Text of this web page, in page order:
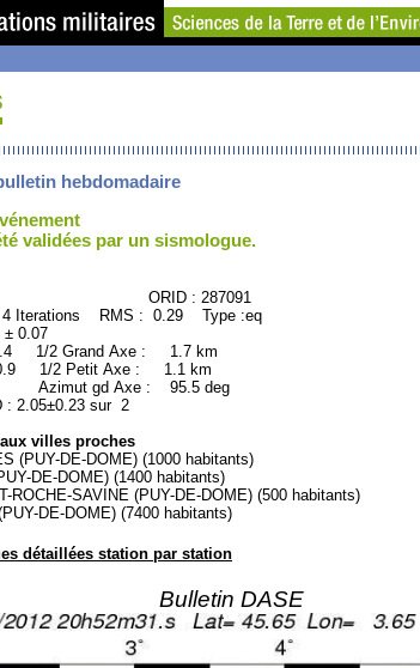
hebdomadaire
validées par un sismologue.
: 287091
Iterations RMS : 0.29 Type :eq
± 0.07
1/2 Grand Axe : 1.7 km
1/2 Petit Axe : 1.1 km
gd Axe : 95.5 deg
: 2.05±0.23 sur 2
villes proches
(PUY-DE-DOME) (1000 habitants)
DE-DOME) (1400 habitants)
SAVINE (PUY-DE-DOME) (500 habitants)
DE-DOME) (7400 habitants)
détaillées station par station
Bulletin DASE